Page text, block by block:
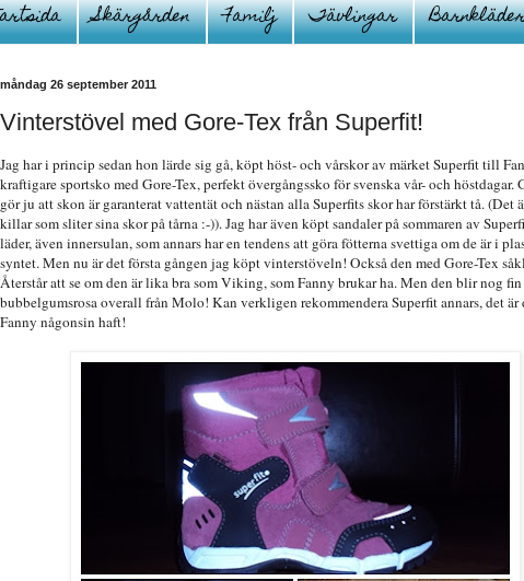
Skärgården Familj Tävlingar
måndag 26 september 2011
Vinterstövel med Gore-Tex från Superfit!
Jag har i princip sedan hon lärde sig gå, köpt höst- och vårskor av märket Superfit till
kraftigare sportsko med Gore-Tex, perfekt övergångssko för svenska vår- och höstdagar.
gör ju att skon är garanterat vattentät och nästan alla Superfits skor har förstärkt tå. (Det
killar som sliter sina skor på tårna :-)). Jag har även köpt sandaler på sommaren av
läder, även innersulan, som annars har en tendens att göra fötterna svettiga om de är i
syntet. Men nu är det första gången jag köpt vinterstöveln! Också den med Gore-Tex
Återstår att se om den är lika bra som Viking, som Fanny brukar ha. Men den blir nog
bubbelgumsrosa overall från Molo! Kan verkligen rekommendera Superfit annars, det är
Fanny någonsin haft!